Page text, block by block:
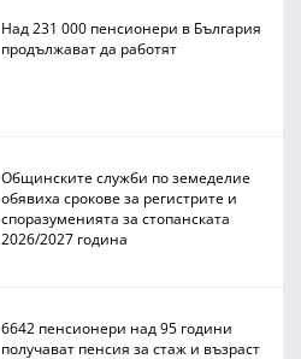
Над 231 000 пенсионери в България
продължават да работят
Общинските служби по земеделие
обявиха срокове за регистрите и
споразуменията за стопанската
2026/2027 година
6642 пенсионери над 95 години
получават пенсия за стаж и възраст